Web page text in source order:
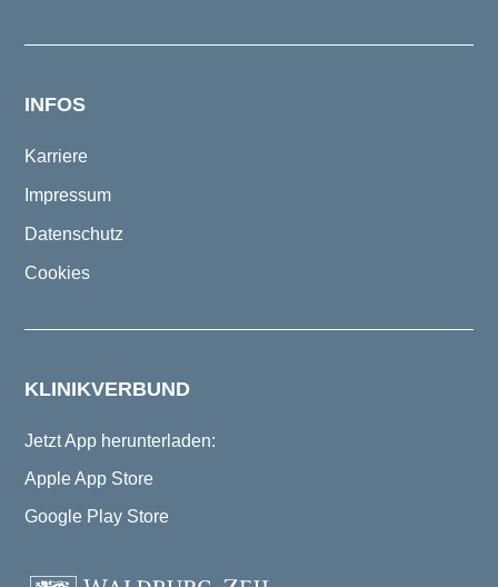
INFOS
Karriere
Impressum
Datenschutz
Cookies
KLINIKVERBUND
Jetzt App herunterladen:
Apple App Store
Google Play Store